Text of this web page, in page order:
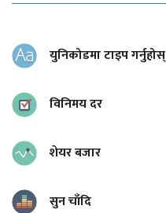
युनिकोडमा टाइप गर्नुहोस्
विनिमय दर
शेयर बजार
सुन चाँदि